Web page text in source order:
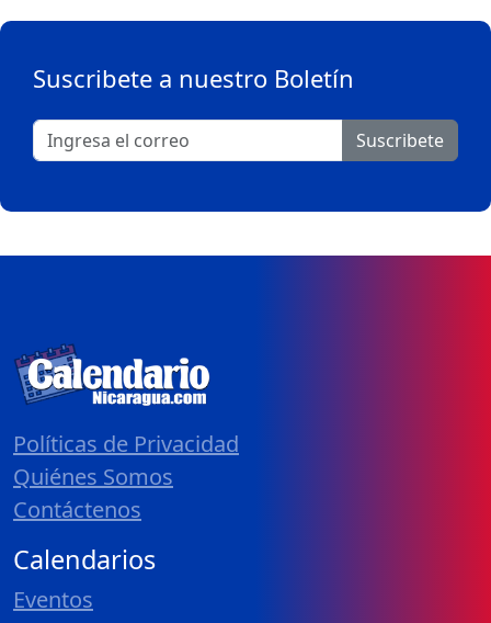
Suscribete a nuestro Boletín
Suscribete
Políticas de Privacidad
Quiénes Somos
Contáctenos
Calendarios
Eventos